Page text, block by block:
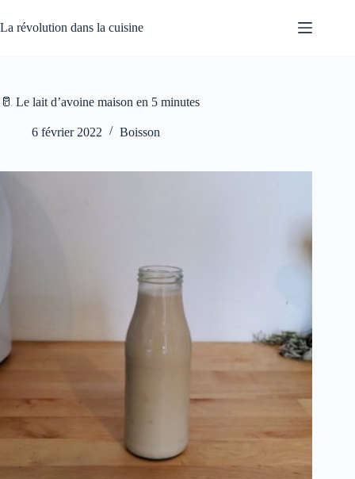
au
contenu
La révolution dans la cuisine
🥛 Le lait d’avoine maison en 5 minutes
6 février 2022 Boisson